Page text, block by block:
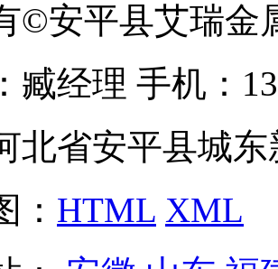
©安平县艾瑞金
臧经理 手机：
北省安平县城
： HTML XML